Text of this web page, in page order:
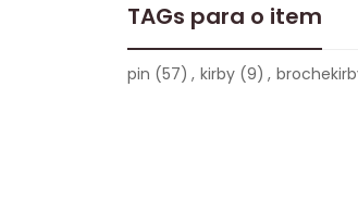
TAGs para o item
pin (57) , kirby (9) ,